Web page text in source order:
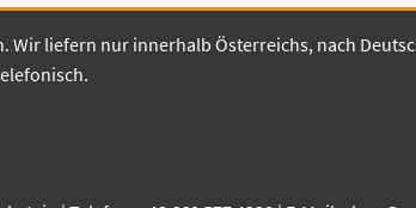
Wir liefern nur innerhalb Österreichs, nach